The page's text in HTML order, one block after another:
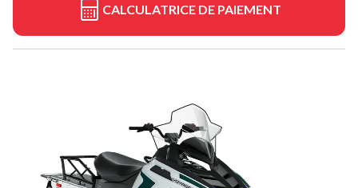
CALCULATRICE DE PAIEMENT